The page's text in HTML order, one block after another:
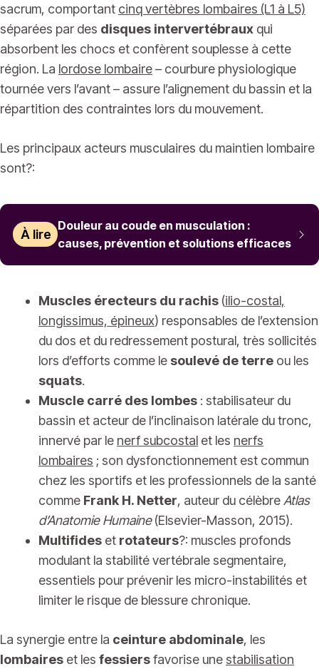
sacrum, comportant cinq vertèbres lombaires (L1 à L5)
séparées par des disques intervertébraux qui
absorbent les chocs et confèrent souplesse à cette
région. La lordose lombaire– courbure physiologique
tournée vers l’avant – assure l’alignement du bassin et la
répartition des contraintes lors du mouvement.
Les principaux acteurs musculaires du maintien lombaire
sont?:
À lire
Douleur au coude en musculation :
causes, prévention et solutions efficaces
Muscles érecteurs du rachis (ilio-costal,
longissimus, épineux) responsables de l’extension
du dos et du redressement postural, très sollicités
lors d’efforts comme le soulevé de terre ou les
squats.
Muscle carré des lombes : stabilisateur du
bassin et acteur de l’inclinaison latérale du tronc,
innervé par le nerf subcostal et les nerfs
lombaires ; son dysfonctionnement est commun
chez les sportifs et les professionnels de la santé
comme Frank H. Netter, auteur du célèbre Atlas
d’Anatomie Humaine(Elsevier-Masson, 2015).
Multifides et rotateurs?: muscles profonds
modulant la stabilité vertébrale segmentaire,
essentiels pour prévenir les micro-instabilités et
limiter le risque de blessure chronique.
La synergie entre la ceinture abdominale, les
lombaires et les fessiersfavorise une stabilisation